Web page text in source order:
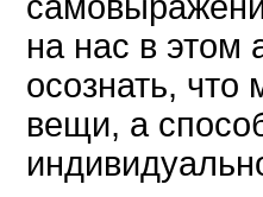
на нас в этом
осознать, что
вещи, а